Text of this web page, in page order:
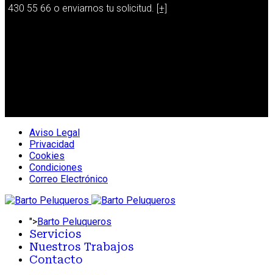
430 55 66 o enviarnos tu solicitud. [+]
Aviso Legal
Privacidad
Cookies
Condiciones
Correo Electrónico
">Barto Peluqueros
Servicios
Nuestros Trabajos
Contacto